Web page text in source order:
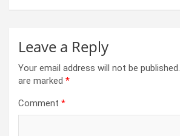
Leave a Reply
Your email address will not be published.
are marked *
Comment *